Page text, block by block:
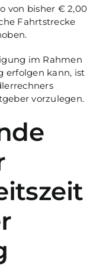
von bisher € 2,00
Fahrtstrecke
im Rahmen
erfolgen kann, ist
vorzulegen.